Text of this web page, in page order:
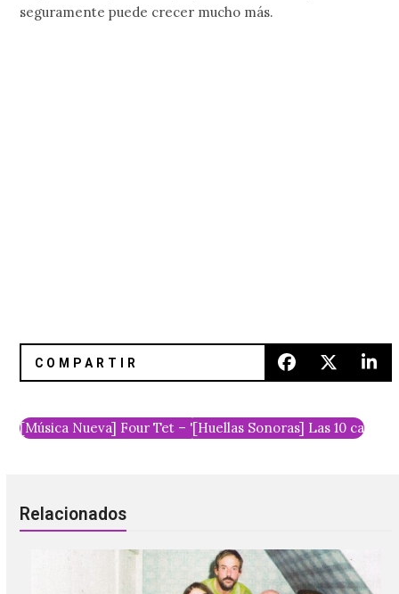
seguramente puede crecer mucho más.
[Música Nueva] Four Tet – "Parallel Jabeli"
[Huellas Sonoras] Las 10
Relacionados